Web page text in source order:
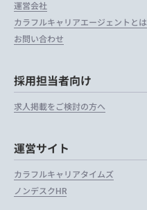
運営会社
カラフルキャリアエージェントとは
お問い合わせ
採用担当者向け
求人掲載をご検討の方へ
運営サイト
カラフルキャリアタイムズ
ノンデスクHR